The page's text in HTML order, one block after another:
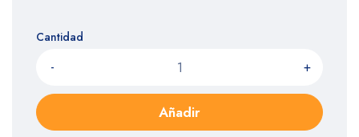
Cantidad
- +
Añadir